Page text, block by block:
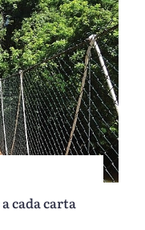
cada carta